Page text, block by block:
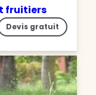
fruitiers
Devis gratuit